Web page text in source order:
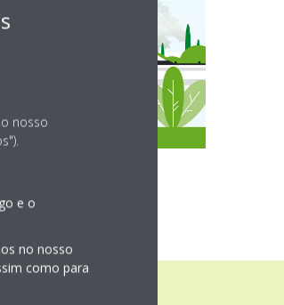
nosso
e o
no nosso
como para